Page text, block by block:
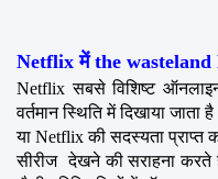
Netflix में the wasteland
Netflix सबसे विशिष्ट
वर्तमान स्थिति में दिखाया
या Netflix की सदस्यता
सीरीज  देखने की सराहना